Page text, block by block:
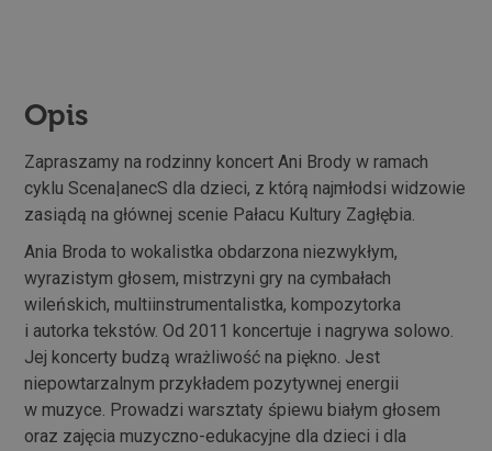
Opis
Zapraszamy na rodzinny koncert Ani Brody w ramach
cyklu Scena|anecS dla dzieci, z którą najmłodsi widzowie
zasiądą na głównej scenie Pałacu Kultury Zagłębia.
Ania Broda to wokalistka obdarzona niezwykłym,
wyrazistym głosem, mistrzyni gry na cymbałach
wileńskich, multiinstrumentalistka, kompozytorka
i autorka tekstów. Od 2011 koncertuje i nagrywa solowo.
Jej koncerty budzą wrażliwość na piękno. Jest
niepowtarzalnym przykładem pozytywnej energii
w muzyce. Prowadzi warsztaty śpiewu białym głosem
oraz zajęcia muzyczno-edukacyjne dla dzieci i dla